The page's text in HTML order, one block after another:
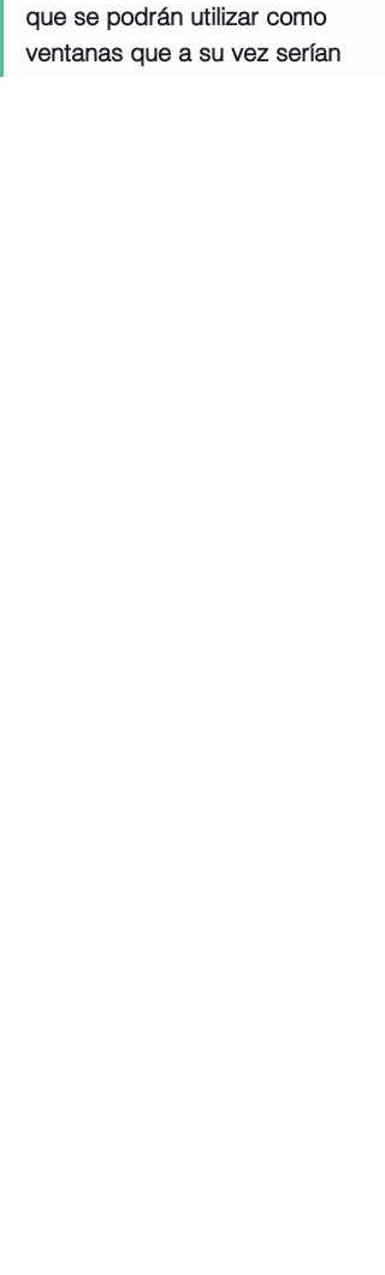
que se podrán utilizar como
ventanas que a su vez serían